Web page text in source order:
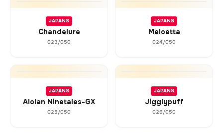
JAPANS
Chandelure
023/050
JAPANS
Meloetta
024/050
JAPANS
Alolan Ninetales-GX
025/050
JAPANS
Jigglypuff
026/050